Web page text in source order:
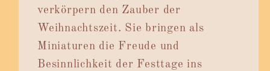
verkörpern den Zauber der
Weihnachtszeit. Sie bringen als
Miniaturen die Freude und
Besinnlichkeit der Festtage ins